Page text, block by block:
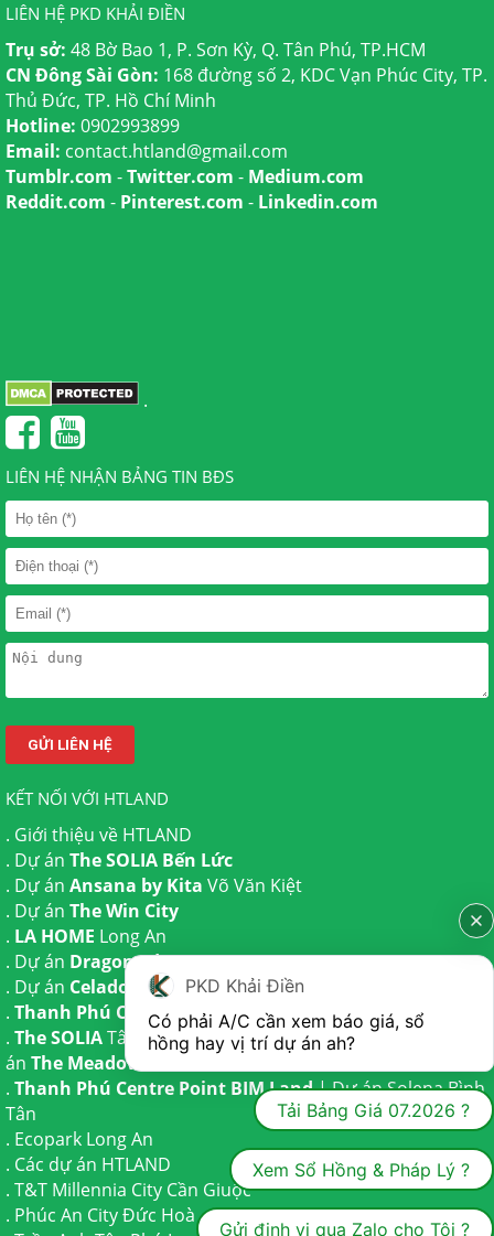
LIÊN HỆ PKD KHẢI ĐIỀN
Trụ sở: 48 Bờ Bao 1, P. Sơn Kỳ, Q. Tân Phú, TP.HCM
CN Đông Sài Gòn: 168 đường số 2, KDC Vạn Phúc City, TP.
Thủ Đức, TP. Hồ Chí Minh
Hotline: 0902993899
Email: contact.htland@gmail.com
Tumblr.com -Twitter.com - Medium.com
Reddit.com - Pinterest.com - Linkedin.com
.
LIÊN HỆ NHẬN BẢNG TIN BĐS
KẾT NỐI VỚI HTLAND
. Giới thiệu về HTLAND
. Dự án The SOLIA Bến Lức
. Dự án Ansana by Kita Võ Văn Kiệt
. Dự án The Win City
. LA HOME Long An
. Dự án Dragon Eden Long An
. Dự án Celadon City
Tân Phú
. Thanh Phú Centre PointBến Lức
. The SOLIATây Ninh | Dự ánThe AGULATrần Anh và Dự
án The Meadow
. Thanh Phú Centre Point BIM Land| Dự ánSolena Bình
Tân
. Ecopark Long An
. Các dự án HTLAND
. T&T Millennia City Cần Giuộc
. Phúc An CityĐức Hoà
PKD Khải Điền
Có phải A/C cần xem báo giá, sổ
hồng hay vị trí dự án ah?
Tải Bảng Giá 07.2026 ?
Xem Sổ Hồng & Pháp Lý ?
Gửi định vị qua Zalo cho Tôi ?